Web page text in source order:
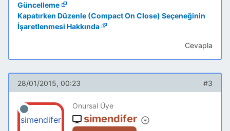
Güncelleme
Kapatırken Düzenle (Compact On Close) Seçeneğinin
İşaretlenmesi Hakkında
Cevapla
28/01/2015, 00:23 #3
Onursal Üye
simendifer